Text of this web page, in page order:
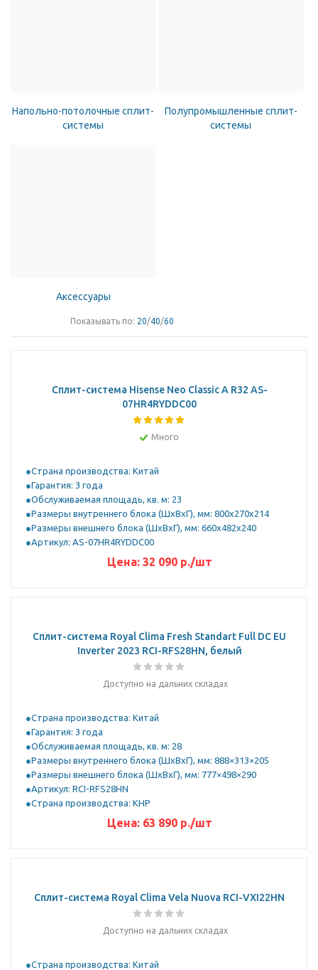
Напольно-потолочные сплит-
системы
Полупромышленные сплит-
системы
Аксессуары
Показывать по: 20/40/60
Сплит-система Hisense Neo Classic A R32 AS-
07HR4RYDDC00
Много
Страна производства: Китай
Гарантия: 3 года
Обслуживаемая площадь, кв. м: 23
Размеры внутреннего блока (ШхВхГ), мм: 800x270x214
Размеры внешнего блока (ШхВхГ), мм: 660x482x240
Артикул: AS-07HR4RYDDC00
Цена: 32 090р./шт
Сплит-система Royal Clima Fresh Standart Full DC EU
Inverter 2023 RCI-RFS28HN, белый
Доступно на дальних складах
Страна производства: Китай
Гарантия: 3 года
Обслуживаемая площадь, кв. м: 28
Размеры внутреннего блока (ШхВхГ), мм: 888×313×205
Размеры внешнего блока (ШхВхГ), мм: 777×498×290
Артикул: RCI-RFS28HN
Страна производства: КНР
Цена: 63 890р./шт
Сплит-система Royal Clima Vela Nuova RCI-VXI22HN
Доступно на дальних складах
Страна производства: Китай